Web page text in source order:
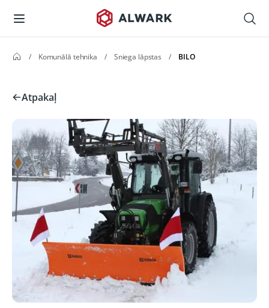
/ Komunālā tehnika / Sniega lāpstas / BILO
Atpakaļ